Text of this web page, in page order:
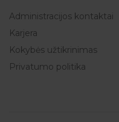
Administracijos kontaktai
Karjera
Kokybės užtikrinimas
Privatumo politika